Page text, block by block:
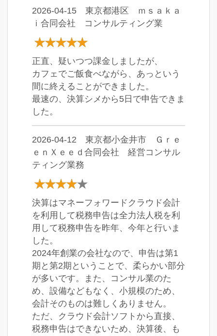
2026-04-15 東京都港区 ｍｓａｋａ
ｉ合同会社 コンサルティング業
正直、疑いつつ課金しましたが、
カフェでご飯食べながら、あっという
間に終えることができました。
最速の、決算シメから5日で申告できま
した。
2026-04-12 東京都小金井市 Ｇｒｅ
ｅｎＸｅｅｄ合同会社 経営コンサル
ティング業務
決算はマネーフォワードクラウド会計
を利用して税務申告は全力法人税を利
用して税務申告を昨年、今年と行いま
した。
2024年創業の会社なので、申告は第1
期と第2期ということで、柔らかい部分
が多いです。また、コンサル業のた
め、設備などもなく、小規模のため、
会計そのものは難しくありません。
ただ、クラウド会計ソフトから直接、
税務申告はできないため、決算後、も